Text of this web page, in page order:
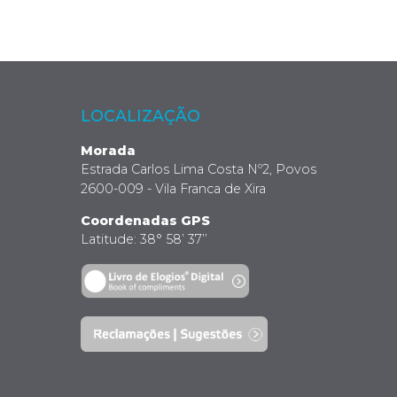
LOCALIZAÇÃO
Morada
Estrada Carlos Lima Costa Nº2, Povos
2600-009 - Vila Franca de Xira
Coordenadas GPS
Latitude: 38° 58’ 37’’